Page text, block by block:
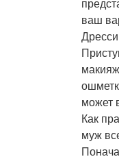
ваш
может
Как
муж